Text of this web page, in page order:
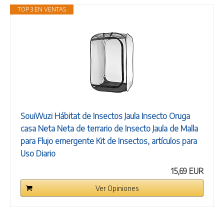
TOP 3 EN VENTAS
SouiWuzi Hábitat de Insectos Jaula Insecto Oruga
casa Neta Neta de terrario de Insecto Jaula de Malla
para Flujo emergente Kit de Insectos, artículos para
Uso Diario
15,69 EUR
Ver Opiniones